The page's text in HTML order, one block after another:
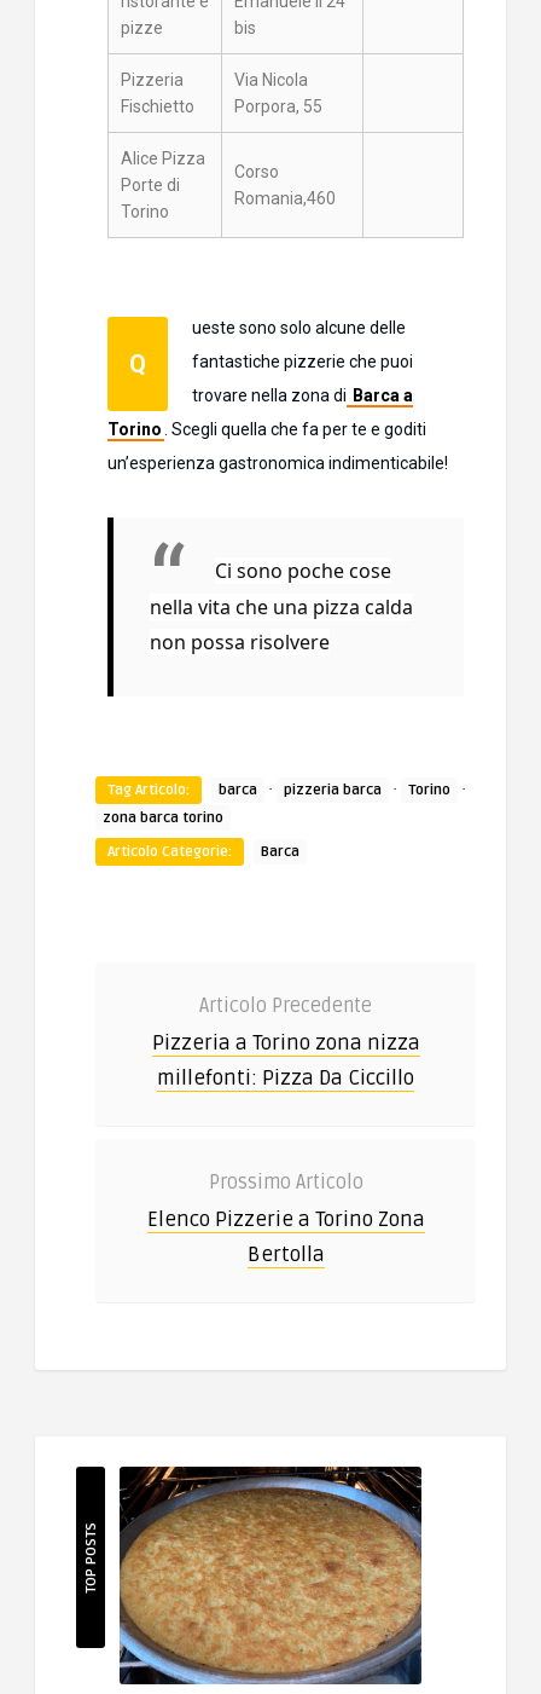
pizze
bis
Pizzeria
Fischietto
Via Nicola
Porpora, 55
Alice Pizza
Porte di
Torino
Corso
Romania,460
Q
ueste sono solo alcune delle
fantastiche pizzerie che puoi
trovare nella zona di Barca a
Torino. Scegli quella che fa per te e goditi
un’esperienza gastronomica indimenticabile!
Ci sono poche cose
nella vita che una pizza calda
non possa risolvere
Tag Articolo: barca · pizzeria barca · Torino ·
zona barca torino
Articolo Categorie:
Barca
Articolo Precedente
Pizzeria a Torino zona nizza
millefonti: Pizza Da Ciccillo
Prossimo Articolo
Elenco Pizzerie a Torino Zona
Bertolla
TOP POSTS